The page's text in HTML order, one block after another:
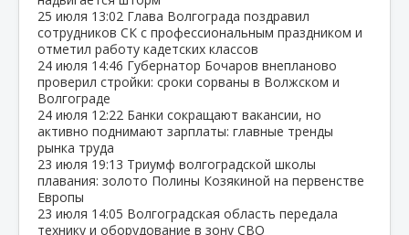
25 июля 13:02 Глава Волгограда поздравил
сотрудников СК с профессиональным праздником и
отметил работу кадетских классов
24 июля 14:46 Губернатор Бочаров внепланово
проверил стройки: сроки сорваны в Волжском и
Волгограде
24 июля 12:22 Банки сокращают вакансии, но
активно поднимают зарплаты: главные тренды
рынка труда
23 июля 19:13 Триумф волгоградской школы
плавания: золото Полины Козякиной на первенстве
Европы
23 июля 14:05 Волгоградская область передала
технику и оборудование в зону СВО